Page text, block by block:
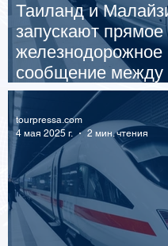
Таиланд и
запускают прямое
железнодорожное
сообщение между
столицами
tourpressa.com
4 мая 2025 г.
2 мин. чтения